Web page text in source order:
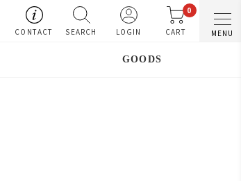
CONTACT SEARCH LOGIN
0
CART MENU
GOODS